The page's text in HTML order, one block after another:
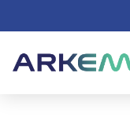
Aller à la recherche